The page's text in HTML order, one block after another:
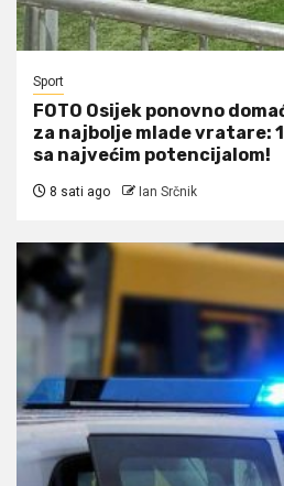
Sport
FOTO Osijek ponovno
za najbolje mlade vratare:
sa najvećim potencijalom!
8 sati ago Ian Srčnik